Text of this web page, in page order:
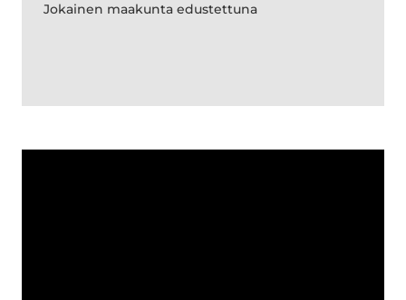
Jokainen maakunta edustettuna